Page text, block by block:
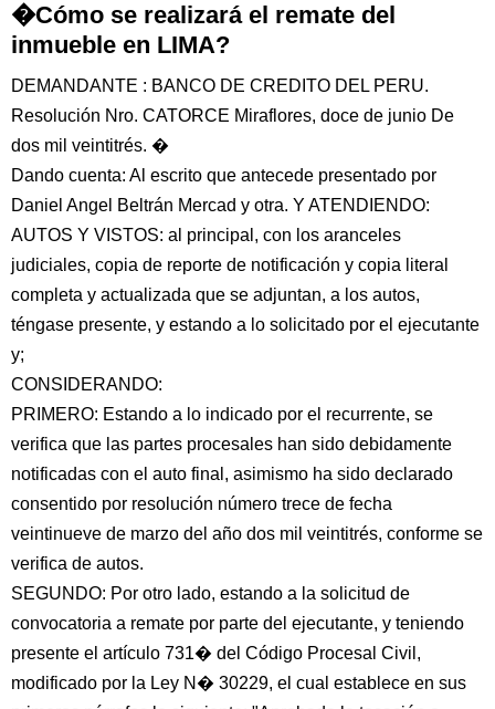
�Cómo se realizará el remate del
inmueble en LIMA?
DEMANDANTE : BANCO DE CREDITO DEL PERU.
Resolución Nro. CATORCE Miraflores, doce de junio De
dos mil veintitrés. �
Dando cuenta: Al escrito que antecede presentado por
Daniel Angel Beltrán Mercad y otra. Y ATENDIENDO:
AUTOS Y VISTOS: al principal, con los aranceles
judiciales, copia de reporte de notificación y copia literal
completa y actualizada que se adjuntan, a los autos,
téngase presente, y estando a lo solicitado por el ejecutante
y;
CONSIDERANDO:
PRIMERO: Estando a lo indicado por el recurrente, se
verifica que las partes procesales han sido debidamente
notificadas con el auto final, asimismo ha sido declarado
consentido por resolución número trece de fecha
veintinueve de marzo del año dos mil veintitrés, conforme se
verifica de autos.
SEGUNDO: Por otro lado, estando a la solicitud de
convocatoria a remate por parte del ejecutante, y teniendo
presente el artículo 731� del Código Procesal Civil,
modificado por la Ley N� 30229, el cual establece en sus